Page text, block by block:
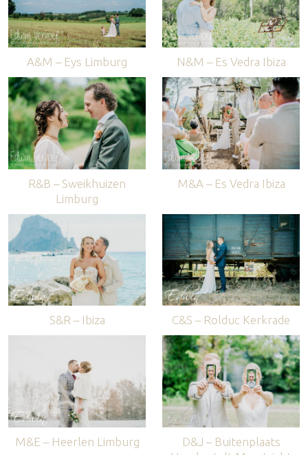
A&M – Eys Limburg N&M – Es Vedra Ibiza
R&B – Sweikhuizen
Limburg
M&A – Es Vedra Ibiza
S&R – Ibiza C&S – Rolduc Kerkrade
M&E – Heerlen Limburg
D&J – Buitenplaats